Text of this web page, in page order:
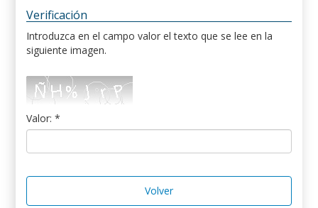
Verificación
Introduzca en el campo valor el texto que se lee en la
siguiente imagen.
Valor: *
Volver